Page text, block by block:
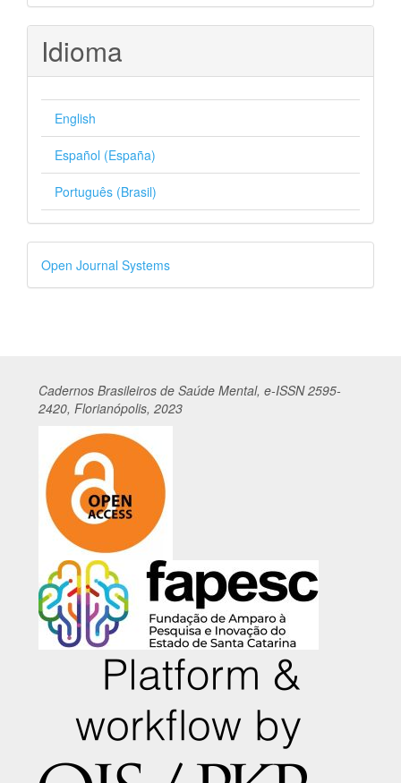
Idioma
English
Español (España)
Português (Brasil)
Desenvolvido
por
Open Journal Systems
Cadernos Brasileiros de Saúde Mental, e-ISSN 2595-
2420, Florianópolis, 2023